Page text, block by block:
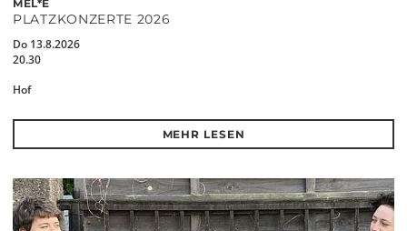
MEL*E
PLATZKONZERTE 2026
Do 13.8.2026
20.30
Hof
MEHR LESEN